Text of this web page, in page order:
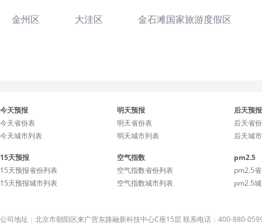
金州区 大洼区 金石滩国家旅游度假区
今天预报
今天省份表
今天城市列表
明天预报
明天省份表
明天城市列表
后天预报
后天省
后天城
15天预报
15天预报省份列表
15天预报城市列表
空气指数
空气指数省份列表
空气指数城市列表
pm2.5
pm2.5
pm2.5
公司地址：北京市朝阳区来广营东路融新科技中心C座15层 联系电话：400-880-